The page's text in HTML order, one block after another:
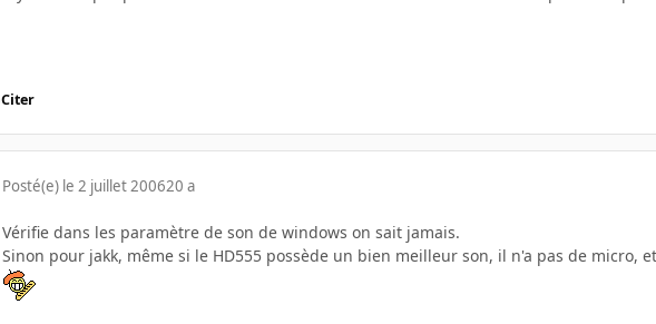
Citer
Posté(e) le 2 juillet 200620 a
Vérifie dans les paramètre de son de windows on sait jamais.
Sinon pour jakk, même si le HD555 possède un bien meilleur son, il n'a pas de